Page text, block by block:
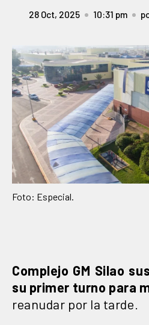
28 Oct, 2025 10:31 pm
Foto: Especial.
Complejo GM Silao
su primer turno para
reanudar por la tarde.